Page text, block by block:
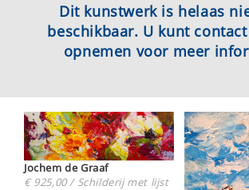
Dit kunstwerk is helaas
beschikbaar. U kunt
opnemen voor meer
Jochem de Graaf
€ 925,00 / Schilderij met lijst